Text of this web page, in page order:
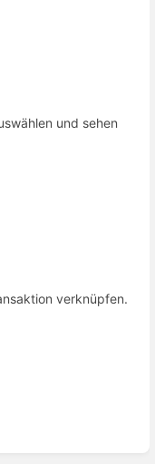
und sehen
verknüpfen.